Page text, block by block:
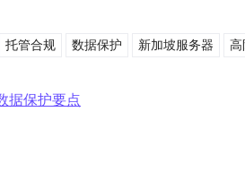
托管合规 数据保护 新加坡服务器 高
据保护要点